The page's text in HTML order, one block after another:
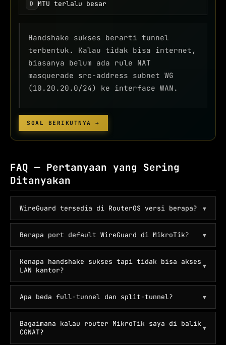
D MTU terlalu besar
Handshake sukses berarti tunnel
terbentuk. Kalau tidak bisa internet,
biasanya belum ada rule NAT
masquerade src-address subnet WG
(10.20.20.0/24) ke interface WAN.
SOAL BERIKUTNYA →
FAQ — Pertanyaan yang Sering
Ditanyakan
WireGuard tersedia di RouterOS versi berapa? ▼
Berapa port default WireGuard di MikroTik? ▼
Kenapa handshake sukses tapi tidak bisa akses
LAN kantor?
▼
Apa beda full-tunnel dan split-tunnel? ▼
Bagaimana kalau router MikroTik saya di balik
CGNAT?
▼